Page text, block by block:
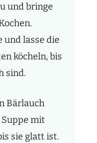
und bringe
und lasse die
köcheln, bis
sind.
Bärlauch
mit
sie glatt ist.